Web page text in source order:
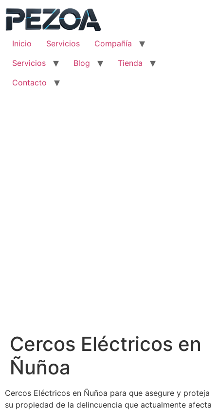
contenido
Inicio
Servicios
Compañía
Servicios
Blog
Tienda
Contacto
Cercos Eléctricos en
Ñuñoa
Cercos Eléctricos en Ñuñoa para que asegure y proteja
su propiedad de la delincuencia que actualmente afecta